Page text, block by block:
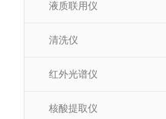
液质联用仪
清洗仪
红外光谱仪
核酸提取仪